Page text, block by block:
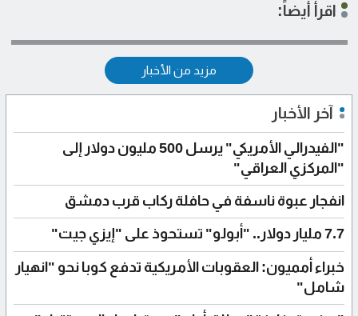
اقرأ أيضاً:
مزيد من الأخبار
آخر الأخبار
"الفيدرالي الأمريكي" يرسل 500 مليون دولار إلى
"المركزي العراقي"
انفجار عبوة ناسفة في حافلة ركاب قرب دمشق
7.7 مليار دولار.. "أبولو" تستحوذ على "إيزي جيت"
خبراء أمميون: العقوبات الأمريكية تدفع كوبا نحو "انهيار
شامل"